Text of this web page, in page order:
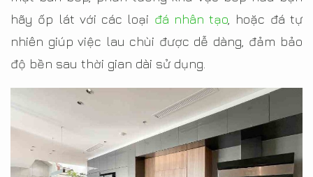
hãy ốp lát với các loại đá nhân tạo , hoặc đá tự
nhiên giúp việc lau chùi được dễ dàng, đảm bảo
độ bền sau thời gian dài sử dụng.